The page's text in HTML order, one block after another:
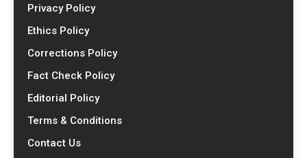
Privacy Policy
Ethics Policy
Corrections Policy
Fact Check Policy
Editorial Policy
Terms & Conditions
Contact Us